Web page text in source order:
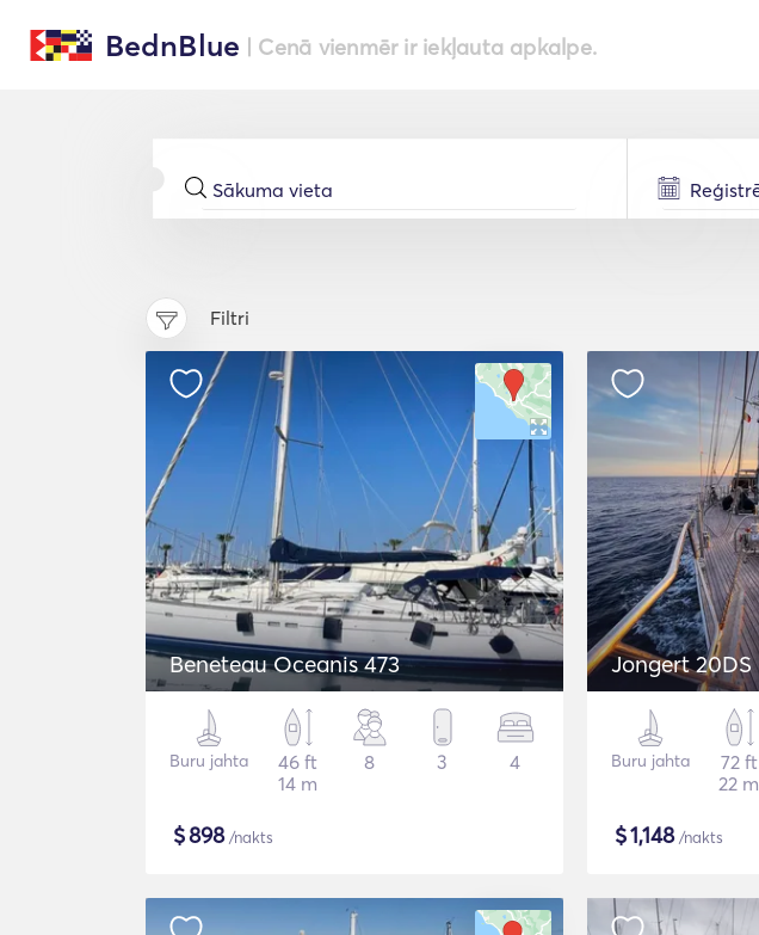
BednBlue | Cenā vienmēr ir iekļauta apkalpe.
Filtri
Beneteau Oceanis 473
Buru jahta
46 ft
14 m
8 3 4
$898/nakts
Jongert 20DS
Buru jahta
72 ft
22 m
$1,148/nakts